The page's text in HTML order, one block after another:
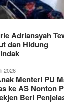
Adriansyah
dan Hidung
2026
Menteri PU
ke AS Nonton
Beri